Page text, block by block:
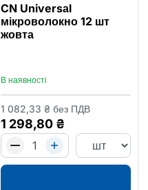
CN Universаl
мікроволокно 12 шт
жовта
В наявності
1 298,80 ₴
1 082,33 ₴ без ПДВ